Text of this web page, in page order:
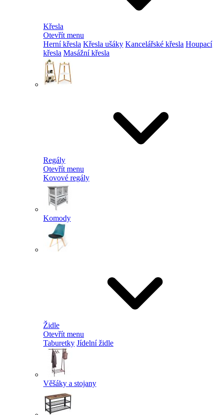
Křesla
Otevřít menu
Herní křesla Křesla ušáky Kancelářské křesla Houpací
křesla Masážní křesla
Regály
Otevřít menu
Kovové regály
Komody
Židle
Otevřít menu
Taburetky Jídelní židle
Věšáky a stojany